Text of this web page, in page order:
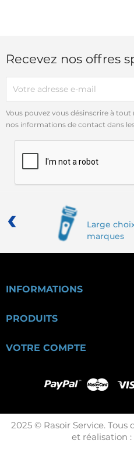
Recevez nos offres
Vous pouvez vous désinscrire à
nos informations de contact dans
Large
marques
‹
INFORMATIONS
PRODUITS
VOTRE COMPTE
2025 © Rasoir Service.
et réalisation :